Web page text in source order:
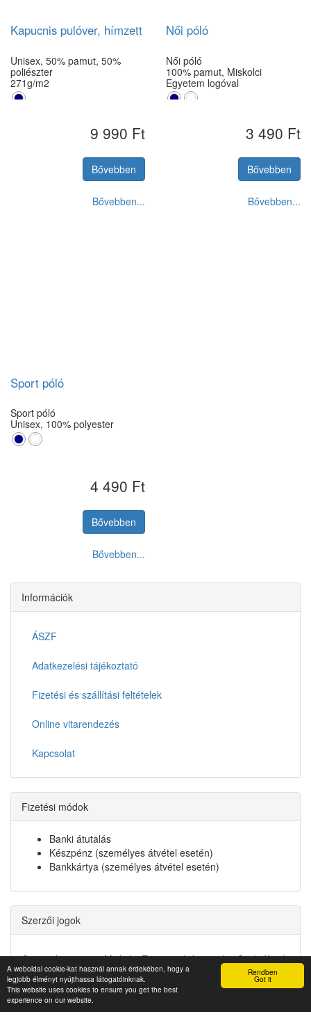
Rendben
Got it
A weboldal cookie-kat használ annak érdekében, hogy a
legjobb élményt nyújthassa látogatóinknak.
This website uses cookies to ensure you get the best
experience on our website.
Kapucnis pulóver, hímzett
Unisex, 50% pamut, 50%
poliészter
271g/m2
XXL9 990 Ft
Bővebben
Bővebben...
Női póló
Női póló
100% pamut, Miskolci
Egyetem logóval
XXL3 490 Ft
Bővebben
Bővebben...
Sport póló
Sport póló
Unisex, 100% polyester
4 490 Ft
Bővebben
Bővebben...
Információk
ÁSZF
Adatkezelési tájékoztató
Fizetési és szállítási feltételek
Online vitarendezés
Kapcsolat
Fizetési módok
Banki átutalás
Készpénz (személyes átvétel esetén)
Bankkártya (személyes átvétel esetén)
Szerzői jogok
Copyright © 2022. Miskolci Egyetem Informatikai Szolgáltató
Központ